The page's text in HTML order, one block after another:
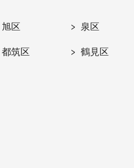
旭区 泉区
都筑区 鶴見区